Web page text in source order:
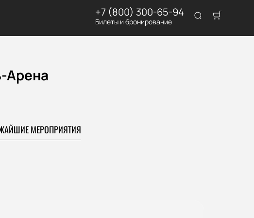
+7 (800) 300-65-94
Билеты и бронирование
Арена
МЕРОПРИЯТИЯ